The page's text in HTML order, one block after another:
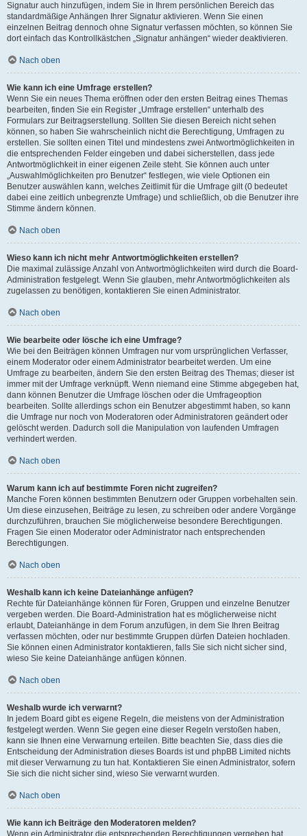
Signatur auch hinzufügen, indem Sie in Ihrem persönlichen Bereich das
standardmäßige Anhängen Ihrer Signatur aktivieren. Wenn Sie einen
einzelnen Beitrag dennoch ohne Signatur verfassen möchten, so können Sie
dort einfach das Kontrollkästchen „Signatur anhängen“ wieder deaktivieren.
Nach oben
Wie kann ich eine Umfrage erstellen?
Wenn Sie ein neues Thema eröffnen oder den ersten Beitrag eines Themas
bearbeiten, finden Sie ein Register „Umfrage erstellen“ unterhalb des
Formulars zur Beitragserstellung. Sollten Sie diesen Bereich nicht sehen
können, so haben Sie wahrscheinlich nicht die Berechtigung, Umfragen zu
erstellen. Sie sollten einen Titel und mindestens zwei Antwortmöglichkeiten in
die entsprechenden Felder eingeben und dabei sicherstellen, dass jede
Antwortmöglichkeit in einer eigenen Zeile steht. Sie können auch unter
„Auswahlmöglichkeiten pro Benutzer“ festlegen, wie viele Optionen ein
Benutzer auswählen kann, welches Zeitlimit für die Umfrage gilt (0 bedeutet
dabei eine zeitlich unbegrenzte Umfrage) und schließlich, ob die Benutzer ihre
Stimme ändern können.
Nach oben
Wieso kann ich nicht mehr Antwortmöglichkeiten erstellen?
Die maximal zulässige Anzahl von Antwortmöglichkeiten wird durch die Board-
Administration festgelegt. Wenn Sie glauben, mehr Antwortmöglichkeiten als
zugelassen zu benötigen, kontaktieren Sie einen Administrator.
Nach oben
Wie bearbeite oder lösche ich eine Umfrage?
Wie bei den Beiträgen können Umfragen nur vom ursprünglichen Verfasser,
einem Moderator oder einem Administrator bearbeitet werden. Um eine
Umfrage zu bearbeiten, ändern Sie den ersten Beitrag des Themas; dieser ist
immer mit der Umfrage verknüpft. Wenn niemand eine Stimme abgegeben hat,
dann können Benutzer die Umfrage löschen oder die Umfrageoption
bearbeiten. Sollte allerdings schon ein Benutzer abgestimmt haben, so kann
die Umfrage nur noch von Moderatoren oder Administratoren geändert oder
gelöscht werden. Dadurch soll die Manipulation von laufenden Umfragen
verhindert werden.
Nach oben
Warum kann ich auf bestimmte Foren nicht zugreifen?
Manche Foren können bestimmten Benutzern oder Gruppen vorbehalten sein.
Um diese einzusehen, Beiträge zu lesen, zu schreiben oder andere Vorgänge
durchzuführen, brauchen Sie möglicherweise besondere Berechtigungen.
Fragen Sie einen Moderator oder Administrator nach entsprechenden
Berechtigungen.
Nach oben
Weshalb kann ich keine Dateianhänge anfügen?
Rechte für Dateianhänge können für Foren, Gruppen und einzelne Benutzer
vergeben werden. Die Board-Administration hat es möglicherweise nicht
erlaubt, Dateianhänge in dem Forum anzufügen, in dem Sie Ihren Beitrag
verfassen möchten, oder nur bestimmte Gruppen dürfen Dateien hochladen.
Sie können einen Administrator kontaktieren, falls Sie sich nicht sicher sind,
wieso Sie keine Dateianhänge anfügen können.
Nach oben
Weshalb wurde ich verwarnt?
In jedem Board gibt es eigene Regeln, die meistens von der Administration
festgelegt werden. Wenn Sie gegen eine dieser Regeln verstoßen haben,
kann sie Ihnen eine Verwarnung erteilen. Bitte beachten Sie, dass dies die
Entscheidung der Administration dieses Boards ist und phpBB Limited nichts
mit dieser Verwarnung zu tun hat. Kontaktieren Sie einen Administrator, sofern
Sie sich die nicht sicher sind, wieso Sie verwarnt wurden.
Nach oben
Wie kann ich Beiträge den Moderatoren melden?
Wenn ein Administrator die entsprechenden Berechtigungen vergeben hat,